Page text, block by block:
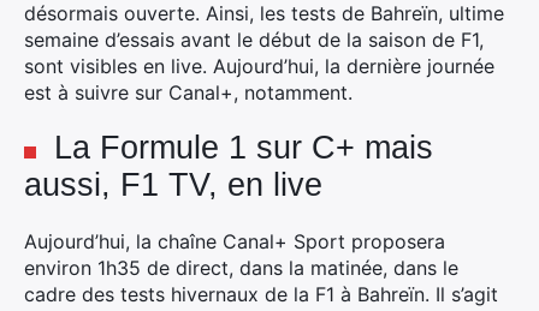
désormais ouverte. Ainsi, les tests de Bahreïn, ultime
semaine d’essais avant le début de la saison de F1,
sont visibles en live. Aujourd’hui, la dernière journée
est à suivre sur Canal+, notamment.
La Formule 1 sur C+ mais
aussi, F1 TV, en live
Aujourd’hui, la chaîne Canal+ Sport proposera
environ 1h35 de direct, dans la matinée, dans le
cadre des tests hivernaux de la F1 à Bahreïn. Il s’agit